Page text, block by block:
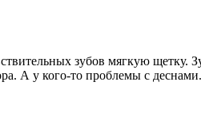
зубов мягкую щетку.
А у кого-то проблемы с деснами.